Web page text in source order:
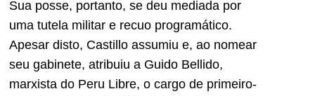
Sua posse, portanto, se deu mediada por
uma tutela militar e recuo programático.
Apesar disto, Castillo assumiu e, ao nomear
seu gabinete, atribuiu a Guido Bellido,
marxista do Peru Libre, o cargo de primeiro-